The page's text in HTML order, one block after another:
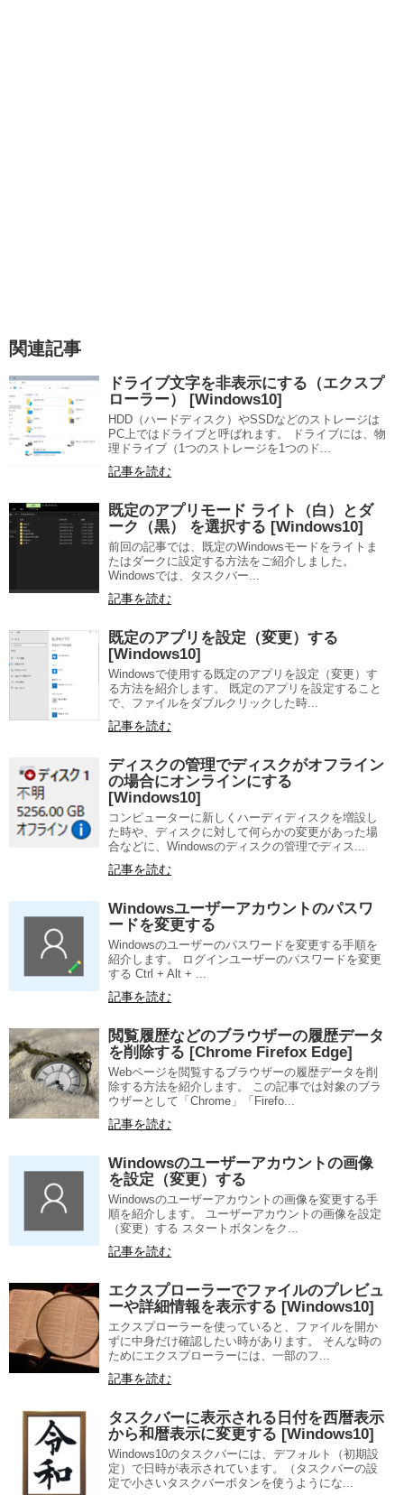
関連記事
ドライブ文字を非表示にする（エクスプ
ローラー） [Windows10]
HDD（ハードディスク）やSSDなどのストレージは
PC上ではドライブと呼ばれます。 ドライブには、物
理ドライブ（1つのストレージを1つのド...
記事を読む
既定のアプリモード ライト（白）とダ
ーク（黒） を選択する [Windows10]
前回の記事では、既定のWindowsモードをライトま
たはダークに設定する方法をご紹介しました。
Windowsでは、タスクバー...
記事を読む
既定のアプリを設定（変更）する
[Windows10]
Windowsで使用する既定のアプリを設定（変更）す
る方法を紹介します。 既定のアプリを設定すること
で、ファイルをダブルクリックした時...
記事を読む
ディスクの管理でディスクがオフライン
の場合にオンラインにする
[Windows10]
コンピューターに新しくハーディディスクを増設し
た時や、ディスクに対して何らかの変更があった場
合などに、Windowsのディスクの管理でディス...
記事を読む
Windowsユーザーアカウントのパスワ
ードを変更する
Windowsのユーザーのパスワードを変更する手順を
紹介します。 ログインユーザーのパスワードを変更
する Ctrl + Alt + ...
記事を読む
閲覧履歴などのブラウザーの履歴データ
を削除する [Chrome Firefox Edge]
Webページを閲覧するブラウザーの履歴データを削
除する方法を紹介します。 この記事では対象のブラ
ウザーとして「Chrome」「Firefo...
記事を読む
Windowsのユーザーアカウントの画像
を設定（変更）する
Windowsのユーザーアカウントの画像を変更する手
順を紹介します。 ユーザーアカウントの画像を設定
（変更）する スタートボタンをク...
記事を読む
エクスプローラーでファイルのプレビュ
ーや詳細情報を表示する [Windows10]
エクスプローラーを使っていると、ファイルを開か
ずに中身だけ確認したい時があります。 そんな時の
ためにエクスプローラーには、一部のフ...
記事を読む
タスクバーに表示される日付を西暦表示
から和暦表示に変更する [Windows10]
Windows10のタスクバーには、デフォルト（初期設
定）で日時が表示されています。（タスクバーの設
定で小さいタスクバーボタンを使うようにな...